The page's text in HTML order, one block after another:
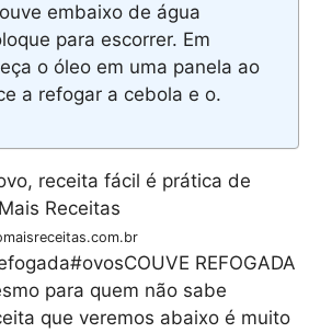
embaixo de água
para escorrer. Em
o óleo em uma panela ao
a refogar a cebola e o.
REFOGADA
para quem não sabe
que veremos abaixo é muito